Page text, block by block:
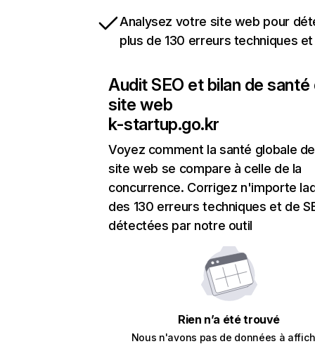
Analysez votre site web pour
plus de 130 erreurs techniques et
Audit SEO et bilan de santé
site web
k-startup.go.kr
Voyez comment la santé globale
site web se compare à celle de la
concurrence. Corrigez n'importe
des 130 erreurs techniques et de
détectées par notre outil
Rien n’a été trouvé
Nous n'avons pas de données à